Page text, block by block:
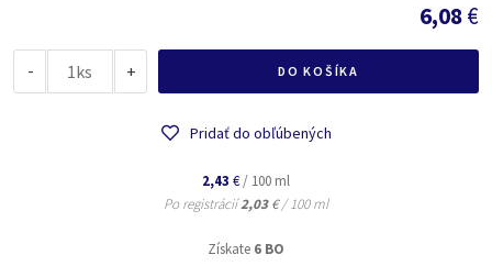
6,08€
- ks + DO KOŠÍKA
Pridať do obľúbených
2,43 € / 100 ml
Po registrácií2,03€ / 100 ml
Získate 6 BO